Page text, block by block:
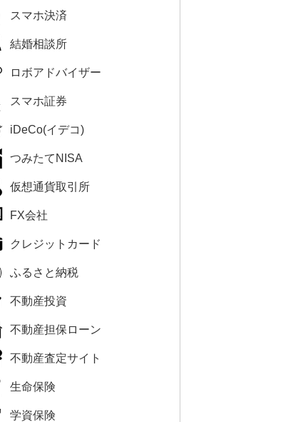
スマホ決済
結婚相談所
ロボアドバイザー
スマホ証券
iDeCo(イデコ)
つみたてNISA
仮想通貨取引所
FX会社
クレジットカード
ふるさと納税
不動産投資
不動産担保ローン
不動産査定サイト
生命保険
学資保険